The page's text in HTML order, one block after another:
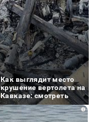
Как выглядит место
крушение вертолета на
Кавказе: смотреть
i